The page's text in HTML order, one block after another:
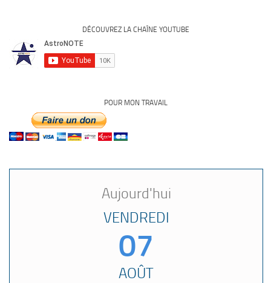
DÉCOUVREZ LA CHAÎNE YOUTUBE
POUR MON TRAVAIL
Aujourd'hui
VENDREDI
07
AOÛT